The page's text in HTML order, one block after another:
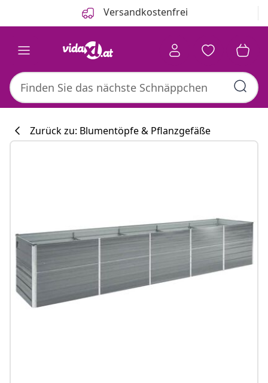
Versandkostenfrei
#sharemevidaxl
Zurück zu: Blumentöpfe & Pflanzgefäße